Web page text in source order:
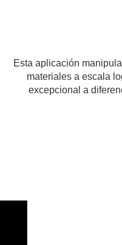
Esta aplicación
materiales a escala
excepcional a